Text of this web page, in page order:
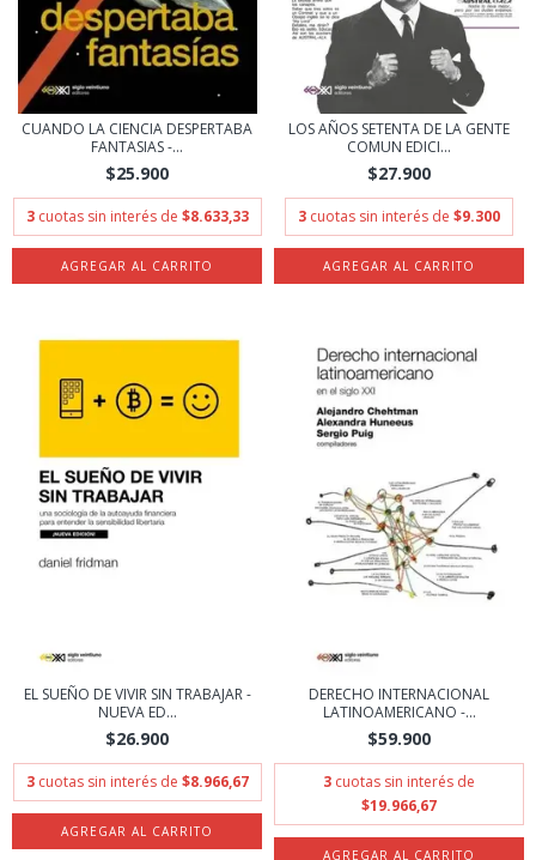
CUANDO LA CIENCIA DESPERTABA
FANTASIAS -...
$25.900
3 cuotas sin interés de $8.633,33
LOS AÑOS SETENTA DE LA GENTE
COMUN EDICI...
$27.900
3 cuotas sin interés de $9.300
EL SUEÑO DE VIVIR SIN TRABAJAR -
NUEVA ED...
$26.900
3 cuotas sin interés de $8.966,67
DERECHO INTERNACIONAL
LATINOAMERICANO -...
$59.900
3 cuotas sin interés de
$19.966,67